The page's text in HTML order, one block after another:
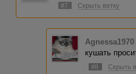
#7 Скрыть ветку
Agnessa1970
кушать
#8 Скрыть